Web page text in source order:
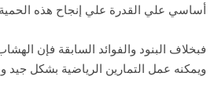
أساسي علي القدرة علي إنجاح هذه الحمية
فبخلاف البنود والفوائد السابقة فإن
ويمكنه عمل التمارين الرياضية بشكل جيد